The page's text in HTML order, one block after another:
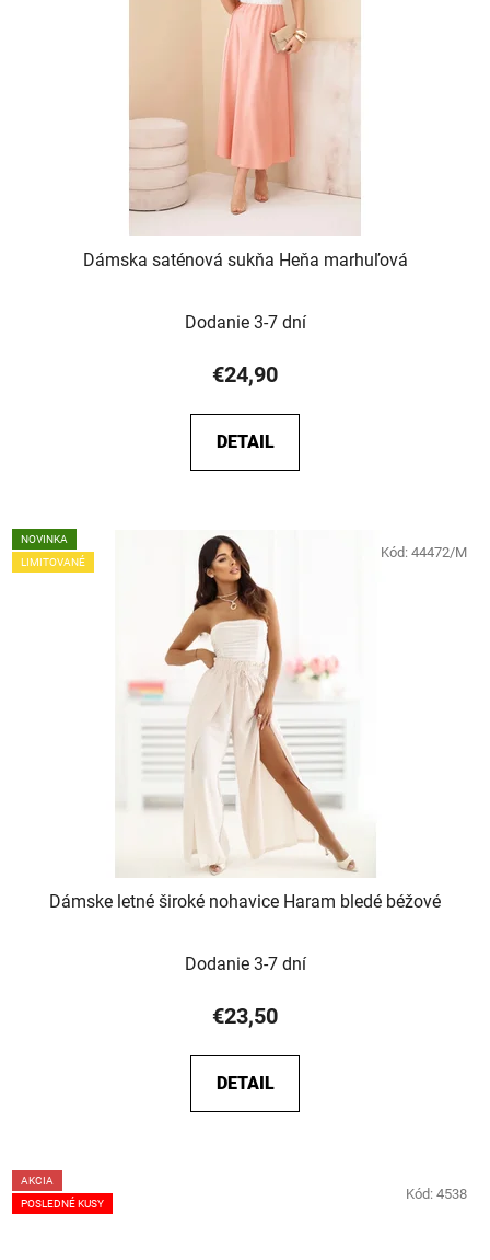
Dámska saténová sukňa Heňa marhuľová
Dodanie 3-7 dní
€24,90
DETAIL
NOVINKA
LIMITOVANÉ
Dámske letné široké nohavice Haram bledé béžové
Dodanie 3-7 dní
€23,50
DETAIL
Kód: 44472/M
AKCIA
POSLEDNÉ KUSY
Kód: 4538